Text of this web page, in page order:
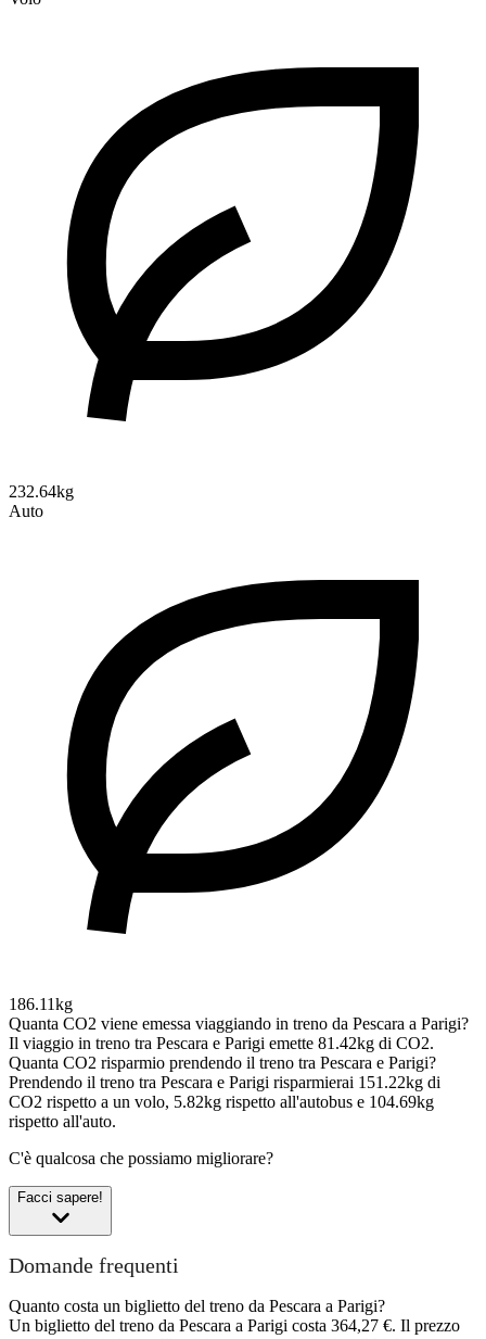
232.64kg
Auto
186.11kg
Quanta CO2 viene emessa viaggiando in treno da Pescara a Parigi?
Il viaggio in treno tra Pescara e Parigi emette 81.42kg di CO2.
Quanta CO2 risparmio prendendo il treno tra Pescara e Parigi?
Prendendo il treno tra Pescara e Parigi risparmierai 151.22kg di
CO2 rispetto a un volo, 5.82kg rispetto all'autobus e 104.69kg
rispetto all'auto.
C'è qualcosa che possiamo migliorare?
Facci sapere!
Domande frequenti
Quanto costa un biglietto del treno da Pescara a Parigi?
Un biglietto del treno da Pescara a Parigi costa 364,27 €. Il prezzo